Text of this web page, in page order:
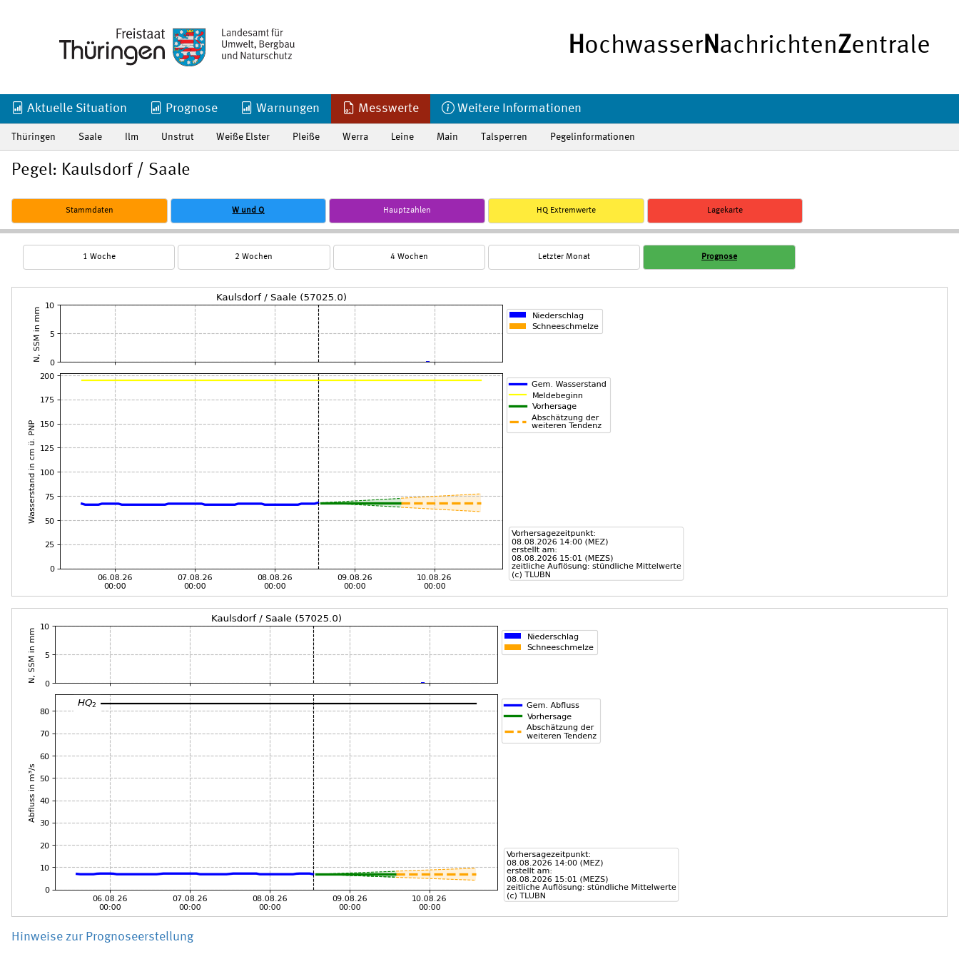
HochwasserNachrichtenZentrale
Aktuelle Situation Prognose Warnungen Messwerte Weitere Informationen
Thüringen Saale Ilm Unstrut Weiße Elster Pleiße Werra Leine Main Talsperren Pegelinformationen
Pegel: Kaulsdorf / Saale
Stammdaten W und Q Hauptzahlen HQ Extremwerte Lagekarte
1 Woche 2 Wochen 4 Wochen Letzter Monat Prognose
Hinweise zur Prognoseerstellung